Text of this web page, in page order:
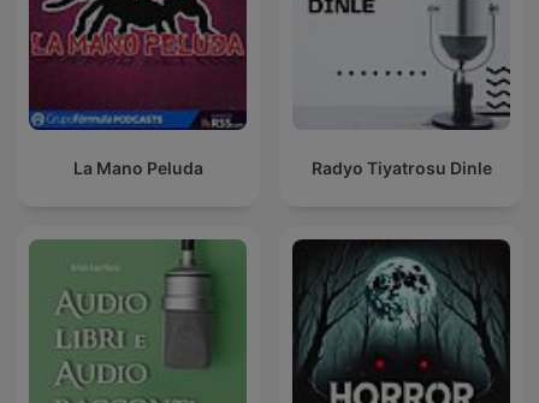
La Mano Peluda Radyo Tiyatrosu Dinle